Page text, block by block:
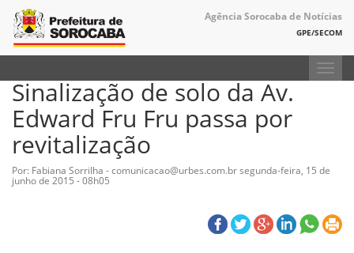
Agência Sorocaba de Notícias
GPE/SECOM
Sinalização de solo da Av.
Edward Fru Fru passa por
revitalização
Por: Fabiana Sorrilha - comunicacao@urbes.com.brsegunda-feira, 15 de
junho de 2015 - 08h05